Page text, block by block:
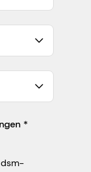
California, US